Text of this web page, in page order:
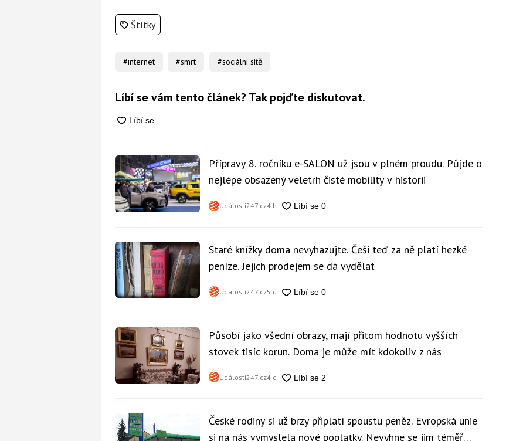
Štítky
#internet #smrt #sociální sítě
Líbí se vám tento článek? Tak pojďte diskutovat.
Přípravy 8. ročníku e-SALON už jsou v plném proudu. Půjde o
nejlépe obsazený veletrh čisté mobility v historii
Události247.cz4 h
Staré knížky doma nevyhazujte. Češi teď za ně platí hezké
peníze. Jejich prodejem se dá vydělat
Události247.cz5 d
Působí jako všední obrazy, mají přitom hodnotu vyšších
stovek tisíc korun. Doma je může mít kdokoliv z nás
Události247.cz4 d
České rodiny si už brzy připlatí spoustu peněz. Evropská unie
si na nás vymyslela nové poplatky. Nevyhne se jim téměř